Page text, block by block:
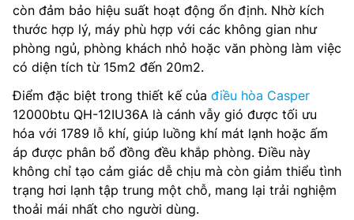
còn đảm bảo hiệu suất hoạt động ổn định. Nhờ kích
thước hợp lý, máy phù hợp với các không gian như
phòng ngủ, phòng khách nhỏ hoặc văn phòng làm việc
có diện tích từ 15m2 đến 20m2.
Điểm đặc biệt trong thiết kế của điều hòa Casper
12000btu QH-12IU36A là cánh vẫy gió được tối ưu
hóa với 1789 lỗ khí, giúp luồng khí mát lạnh hoặc ấm
áp được phân bổ đồng đều khắp phòng. Điều này
không chỉ tạo cảm giác dễ chịu mà còn giảm thiểu tình
trạng hơi lạnh tập trung một chỗ, mang lại trải nghiệm
thoải mái nhất cho người dùng.